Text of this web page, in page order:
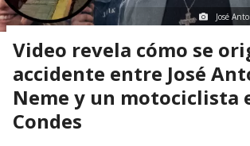
José
Video revela cómo se
accidente entre José
Neme y un motociclista
Condes